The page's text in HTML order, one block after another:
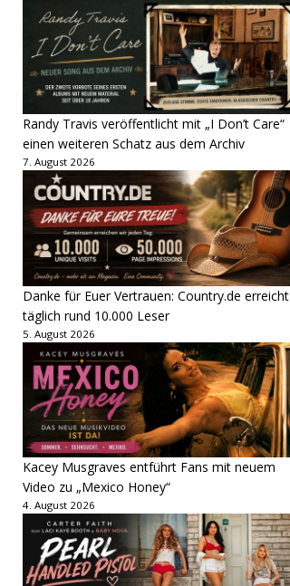
Randy Travis veröffentlicht mit „I Don’t Care“
einen weiteren Schatz aus dem Archiv
7. August 2026
Danke für Euer Vertrauen: Country.de erreicht
täglich rund 10.000 Leser
5. August 2026
Kacey Musgraves entführt Fans mit neuem
Video zu „Mexico Honey“
4. August 2026